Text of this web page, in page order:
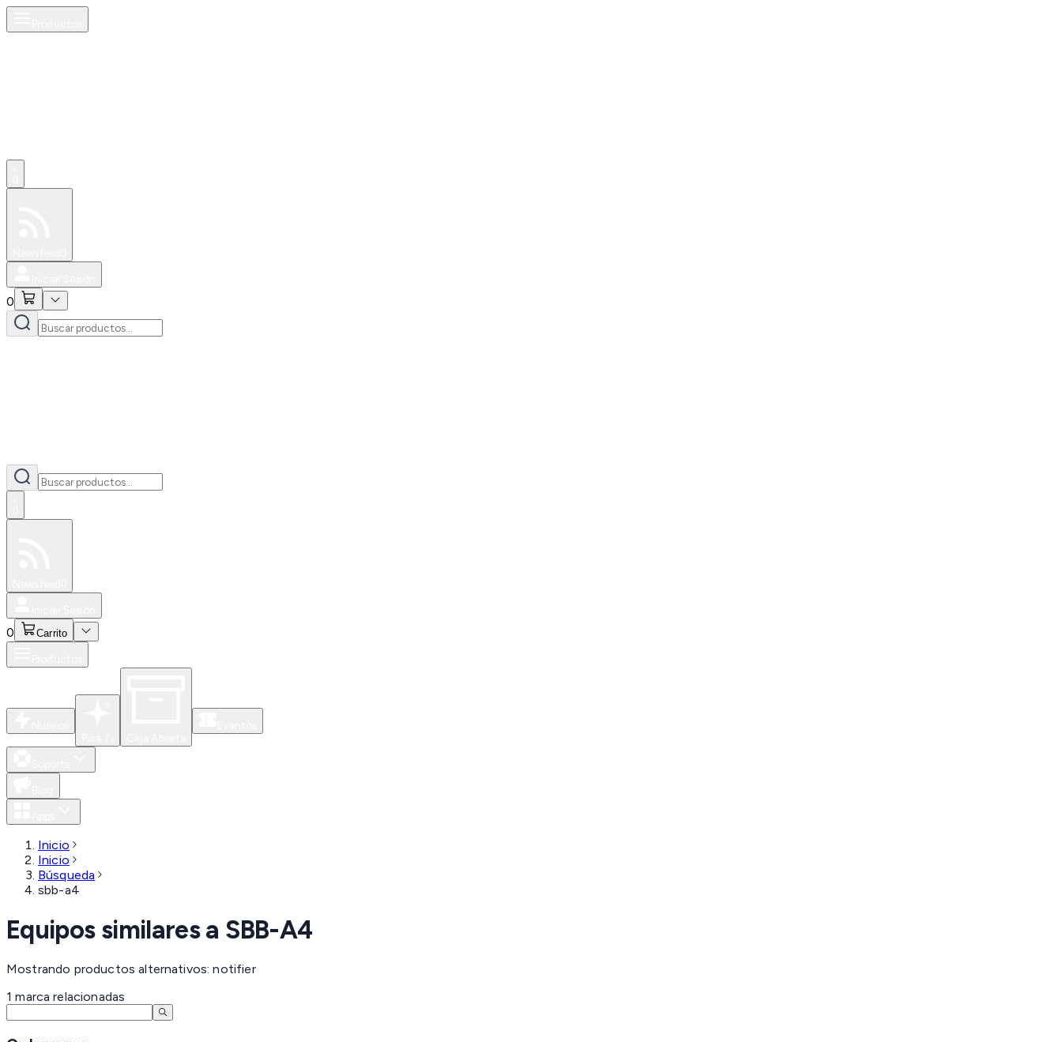
0
0 Carrito
Inicio
Inicio
Búsqueda
sbb-a4
Equipos similares a SBB-A4
Mostrando productos alternativos: notifier
1 marca relacionadas